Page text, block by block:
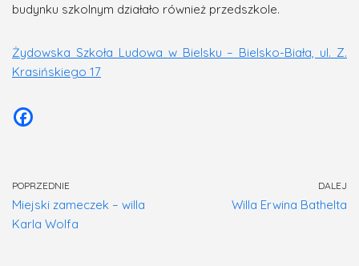
budynku szkolnym działało również przedszkole.
Żydowska Szkoła Ludowa w Bielsku – Bielsko-Biała, ul. Z.
Krasińskiego 17
POPRZEDNIE
Miejski zameczek – willa
Karla Wolfa
DALEJ
Willa Erwina Bathelta